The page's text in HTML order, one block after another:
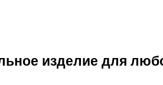
изделие для